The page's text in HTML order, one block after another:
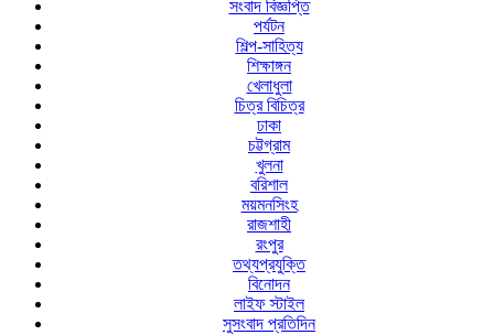
সংবাদ বিজ্ঞপ্তি
পর্যটন
শিল্প-সাহিত্য
শিক্ষাঙ্গন
খেলাধুলা
চিত্র বিচিত্র
ঢাকা
চট্টগ্রাম
খুলনা
বরিশাল
ময়মনসিংহ
রাজশাহী
রংপুর
তথ্যপ্রযুক্তি
বিনোদন
লাইফ স্টাইল
সুসংবাদ প্রতিদিন